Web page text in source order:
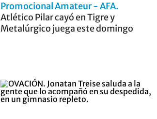
Promocional Amateur - AFA
Atlético Pilar cayó en Tigre y
Metalúrgico juega este domingo